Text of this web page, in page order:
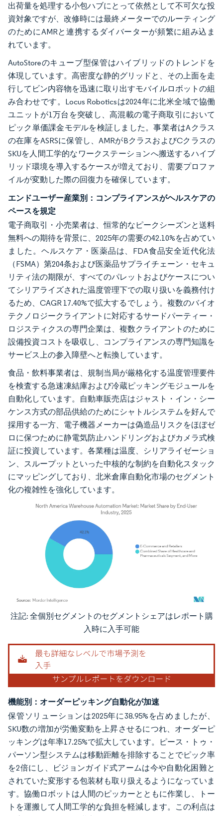
出荷量を処理する小包ハブにとって依然として不可欠な投
資対象ですが、改修時には最終メーターでのルーティング
のためにAMRと連携するダイバーターが頻繁に組み込ま
れています。
AutoStoreのキューブ型保管はハイブリッドのトレンドを
体現しています。高密度な静的グリッドと、その上面を走
行してビン内容物を迅速に取り出すモバイルロボットの組
み合わせです。Locus Roboticsは2024年に北米全域で協働
ユニットが1万台を突破し、高混載の電子商取引において
ピック単価課金モデルを検証しました。事業者はAクラス
の在庫をASRSに保管し、AMRがBクラスおよびCクラスの
SKUを人間工学的なワークステーションへ搬送するハイブ
リッド環境を導入するケースが増えており、需要プロファ
イルが変動した際の回復力を確保しています。
エンドユーザー産業別：コンプライアンスがヘルスケアの
ペースを規定
電子商取引・小売業者は、恒常的なピークシーズンと送料
無料への期待を背景に、2025年の需要の42.10%を占めてい
ました。ヘルスケア・医薬品は、FDA食品安全近代化法
（FSMA）第204条および医薬品サプライチェーン・セキュ
リティ法の期限が、すべてのパレットおよびケースについ
てシリアライズされた温度管理下での取り扱いを義務付け
るため、CAGR 17.40%で拡大するでしょう。複数のバイオ
テクノロジークライアントに対応するサードパーティー・
ロジスティクスの専門企業は、複数クライアントのために
設備投資コストを吸収し、コンプライアンスの専門知識を
サービス上の参入障壁へと転換しています。
食品・飲料事業者は、規制当局が厳格化する温度管理要件
を検査する急速凍結庫および冷蔵ピッキングモジュールを
自動化しています。自動車販売店はジャスト・イン・シー
ケンス方式の部品供給のためにシャトルシステムを好んで
採用する一方、電子機器メーカーは偽造品リスクをほぼゼ
ロに保つために静電気防止ハンドリングおよびカメラ式検
証に投資しています。各業種は温度、シリアライゼーショ
ン、スループットといった中核的な制約を自動化スタック
にマッピングしており、北米倉庫自動化市場のセグメント
化の複雑性を強化しています。
画像 © Mordor Intelligence。再利用にはCC BY 4.0の表示が必要です。
注記: 全個別セグメントのセグメントシェアはレポート購
入時に入手可能
機能別：オーダーピッキング自動化が加速
保管ソリューションは2025年に38.95%を占めましたが、
SKU数の増加が労働変動を上昇させるにつれ、オーダーピ
ッキングは年率17.25%で拡大しています。ピース・トゥ・
パーソン型システムは移動距離を排除することでピック率
を2倍にし、ビジョンガイド式アームは今や自動化困難と
されていた変形する包装材も取り扱えるようになっていま
す。協働ロボットは人間のピッカーとともに作業し、トー
トを運搬して人間工学的な負担を軽減します。この利点は